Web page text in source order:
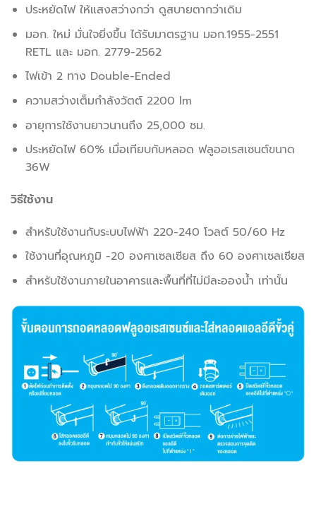
ประหยัดไฟ ให้แสงสว่างกว่า ดูสบายตากว่าเดิม
มอก. ใหม่ มั่นใจยิ่งขึ้น ได้รับมาตรฐาน มอก.1955-2551
RETL และ มอก. 2779-2562
ไฟเข้า 2 ทาง Double-Ended
ความสว่างเต็มกำลังวัตต์ 2200 lm
อายุการใช้งานยาวนานถึง 25,000 ชม.
ประหยัดไฟ 60% เมื่อเทียบกับหลอด ฟลูออเรสเซนต์ขนาด
36W
วิธีใช้งาน
สำหรับใช้งานกับระบบไฟฟ้า 220-240 โวลต์ 50/60 Hz
ใช้งานที่อุณหภูมิ -20 องศาเซลเซียส ถึง 60 องศาเซลเซียส
สำหรับใช้งานภายในอาคารและพื้นที่ที่ไม่มีละอองน้ำ เท่านั้น